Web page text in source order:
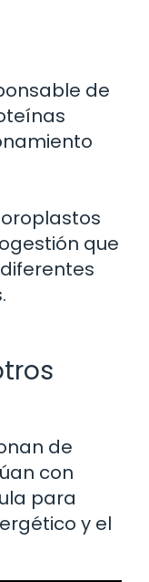
de
que
de
con
para
y el